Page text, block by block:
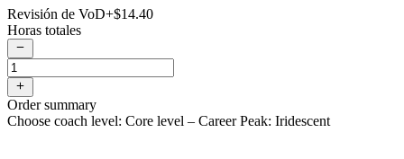
Revisión de VoD+$14.40
Horas totales
Order summary
Choose coach level: Core level – Career Peak: Iridescent